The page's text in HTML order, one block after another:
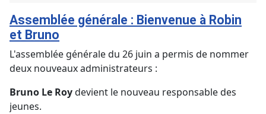
Assemblée générale : Bienvenue à Robin
et Bruno
L'assemblée générale du 26 juin a permis de nommer
deux nouveaux administrateurs :
Bruno Le Roydevient le nouveau responsable des
jeunes.